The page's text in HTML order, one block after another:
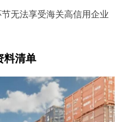
无法享受海关高信用企业
料清单